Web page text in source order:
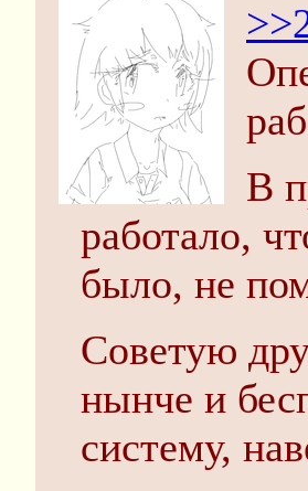
В
работало,
было, не
Советую
нынче и
систему,